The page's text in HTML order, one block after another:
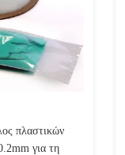
πλαστικών
για τη